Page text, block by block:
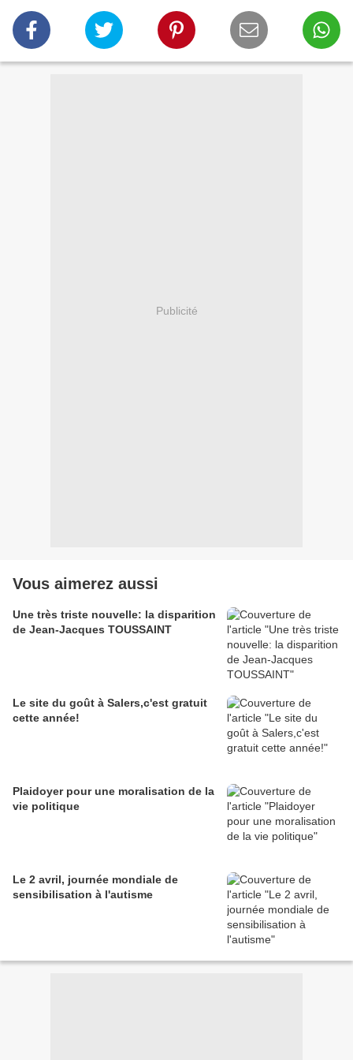
Publicité
Vous aimerez aussi
Une très triste nouvelle: la disparition
de Jean-Jacques TOUSSAINT
Le site du goût à Salers,c'est gratuit
cette année!
Plaidoyer pour une moralisation de la
vie politique
Le 2 avril, journée mondiale de
sensibilisation à l'autisme